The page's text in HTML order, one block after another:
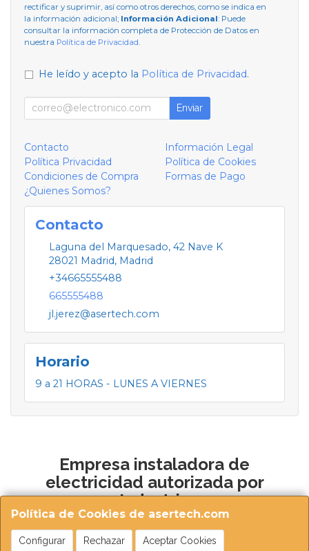
Política de Cookies de asertech.com
Configurar Rechazar Aceptar Cookies
rectificar y suprimir, así como otros derechos, como se indica en
la información adicional; Información Adicional: Puede
consultar la información completa de Protección de Datos en
nuestra Política de Privacidad
He leído y acepto la Política de Privacidad.
Enviar
Contacto
Información Legal
Política Privacidad
Política de Cookies
Condiciones de Compra
Formas de Pago
¿Quienes Somos?
Contacto
Laguna del Marquesado, 42 Nave K
28021 Madrid, Madrid
+34665555488
665555488
jl.jerez@asertech.com
Horario
9 a 21 HORAS - LUNES A VIERNES
Empresa instaladora de
electricidad autorizada por
Industria